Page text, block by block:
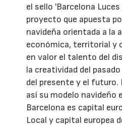
el sello 'Barcelona Luces
proyecto que apuesta
navideña orientada a la
económica, territorial y
en valor el talento del
la creatividad del
del presente y el futuro.
así su modelo navideño
Barcelona es capital
Local y capital europea